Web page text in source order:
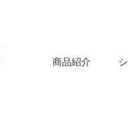
商品紹介